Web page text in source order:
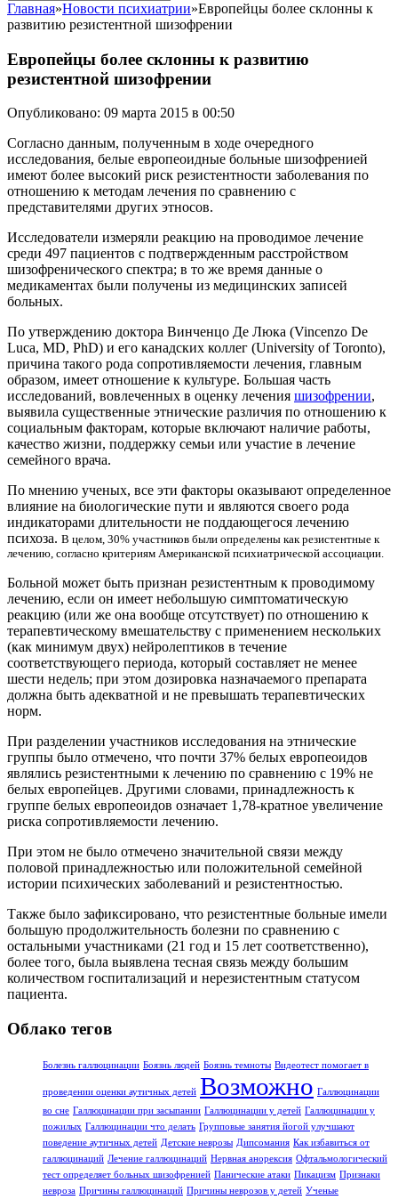
Главная»Новости психиатрии»Европейцы более склонны к
развитию резистентной шизофрении
Европейцы более склонны к развитию
резистентной шизофрении
Опубликовано: 09 марта 2015 в 00:50
Согласно данным, полученным в ходе очередного
исследования, белые европеоидные больные шизофренией
имеют более высокий риск резистентности заболевания по
отношению к методам лечения по сравнению с
представителями других этносов.
Исследователи измеряли реакцию на проводимое лечение
среди 497 пациентов с подтвержденным расстройством
шизофренического спектра; в то же время данные о
медикаментах были получены из медицинских записей
больных.
По утверждению доктора Винченцо Де Люка (Vincenzo De
Luca, MD, PhD) и его канадских коллег (University of Toronto),
причина такого рода сопротивляемости лечения, главным
образом, имеет отношение к культуре. Большая часть
исследований, вовлеченных в оценку лечения шизофрении,
выявила существенные этнические различия по отношению к
социальным факторам, которые включают наличие работы,
качество жизни, поддержку семьи или участие в лечение
семейного врача.
По мнению ученых, все эти факторы оказывают определенное
влияние на биологические пути и являются своего рода
индикаторами длительности не поддающегося лечению
психоза. В целом, 30% участников были определены как резистентные к
лечению, согласно критериям Американской психиатрической ассоциации.
Больной может быть признан резистентным к проводимому
лечению, если он имеет небольшую симптоматическую
реакцию (или же она вообще отсутствует) по отношению к
терапевтическому вмешательству с применением нескольких
(как минимум двух) нейролептиков в течение
соответствующего периода, который составляет не менее
шести недель; при этом дозировка назначаемого препарата
должна быть адекватной и не превышать терапевтических
норм.
При разделении участников исследования на этнические
группы было отмечено, что почти 37% белых европеоидов
являлись резистентными к лечению по сравнению с 19% не
белых европейцев. Другими словами, принадлежность к
группе белых европеоидов означает 1,78-кратное увеличение
риска сопротивляемости лечению.
При этом не было отмечено значительной связи между
половой принадлежностью или положительной семейной
истории психических заболеваний и резистентностью.
Также было зафиксировано, что резистентные больные имели
большую продолжительность болезни по сравнению с
остальными участниками (21 год и 15 лет соответственно),
более того, была выявлена тесная связь между большим
количеством госпитализаций и нерезистентным статусом
пациента.
Облако тегов
Болезнь галлюцинации Боязнь людей Боязнь темноты Видеотест помогает в
проведении оценки аутичных детей Возможно Галлюцинации
во сне Галлюцинации при засыпании Галлюцинации у детей Галлюцинации у
пожилых Галлюцинации что делать Групповые занятия йогой улучшают
поведение аутичных детей Детские неврозы Дипсомания Как избавиться от
галлюцинаций Лечение галлюцинаций Нервная анорексия Офтальмологический
тест определяет больных шизофренией Панические атаки Пикацизм Признаки
невроза Причины галлюцинаций Причины неврозов у детей Ученые